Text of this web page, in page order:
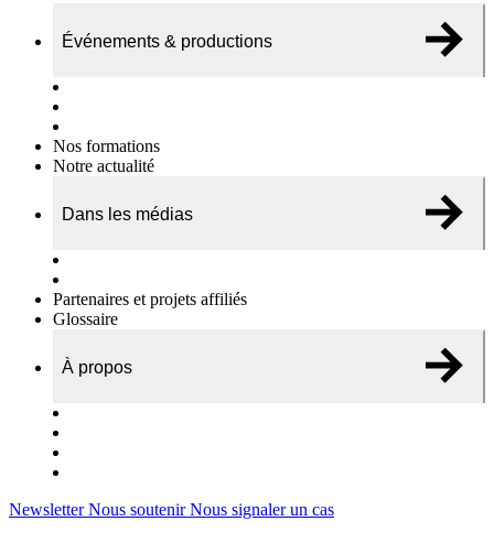
Événements & productions
Nos formations
Notre actualité
Dans les médias
Partenaires et projets affiliés
Glossaire
À propos
NewsletterNous soutenirNous signaler un cas